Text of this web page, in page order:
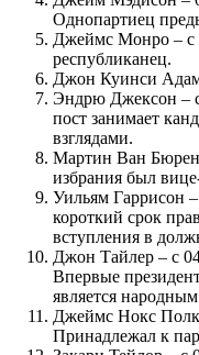
Однопартиец
Джеймс Монро – с
республиканец.
Джон Куинси
Эндрю Джексон –
пост занимает
взглядами.
Мартин Ван Бюрен
избрания был
Уильям Гаррисон
короткий срок
вступления в
Джон Тайлер – с
Впервые
является
Джеймс Нокс Полк
Принадлежал к